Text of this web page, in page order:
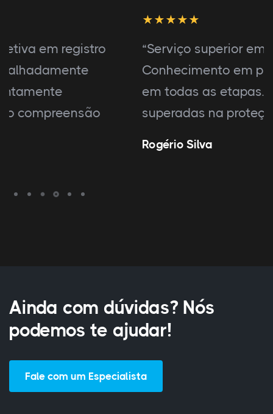
“Serviço superior em registro de marca.
Conhecimento em propriedade intelectual
em todas as etapas. Expectativas
superadas na proteção.”
Ainda com dúvidas? Nós
podemos te ajudar!
Fale com um Especialista